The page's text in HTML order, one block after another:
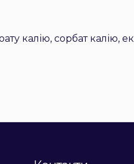
калію, сорбат калію,